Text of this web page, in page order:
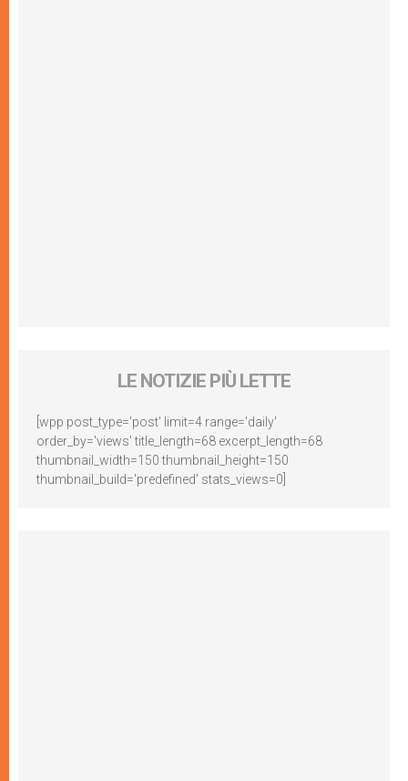
LE NOTIZIE PIÙ LETTE
[wpp post_type='post' limit=4 range='daily'
order_by='views' title_length=68 excerpt_length=68
thumbnail_width=150 thumbnail_height=150
thumbnail_build='predefined' stats_views=0]